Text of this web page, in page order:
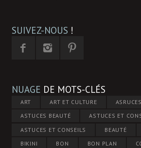
SUIVEZ-NOUS !
NUAGE DE MOTS-CLÉS
ART ART ET CULTURE
ASTUCES BEAUTÉ
ASTUCES ET
ASTUCES ET CONSEILS
BEAUTÉ
BIKINI
BON BON PLAN